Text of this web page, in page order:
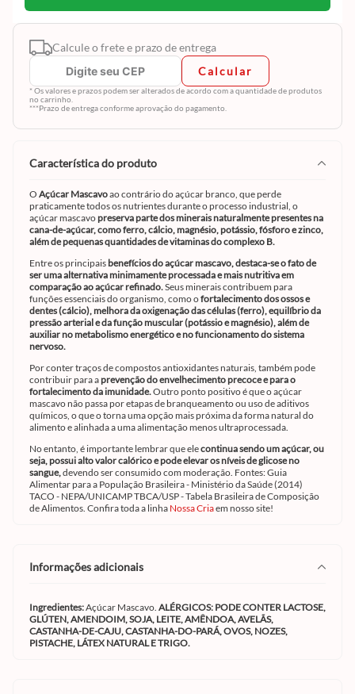
Calcule o frete e prazo de entrega
Calcular
* Os valores e prazos podem ser alterados de acordo com a quantidade de produtos
no carrinho.
***Prazo de entrega conforme aprovação do pagamento.
característica do produto
O Açúcar Mascavoao contrário do açúcar branco, que perde
praticamente todos os nutrientes durante o processo industrial, o
açúcar mascavopreserva parte dos minerais naturalmente presentes na
cana-de-açúcar, como ferro, cálcio, magnésio, potássio, fósforo e zinco,
além de pequenas quantidades de vitaminas do complexo B.
Entre os principais benefícios do açúcar mascavo, destaca-se o fato de
ser uma alternativa minimamente processada e mais nutritiva em
comparação ao açúcar refinado.Seus minerais contribuem para
funções essenciais do organismo, como ofortalecimento dos ossos e
dentes (cálcio), melhora da oxigenação das células (ferro), equilíbrio da
pressão arterial e da função muscular (potássio e magnésio), além de
auxiliar no metabolismo energético e no funcionamento do sistema
nervoso.
Por conter traços de compostos antioxidantes naturais, também pode
contribuir para aprevenção do envelhecimento precoce e para o
fortalecimento da imunidade.Outro ponto positivo é que o açúcar
mascavo não passa por etapas de branqueamento ou uso de aditivos
químicos, o que o torna uma opção mais próxima da forma natural do
alimento e alinhada a uma alimentação menos ultraprocessada.
No entanto, é importante lembrar que elecontinua sendo um açúcar, ou
seja, possui alto valor calórico e pode elevar os níveis de glicose no
sangue,devendo ser consumido com moderação. Fontes: Guia
Alimentar para a População Brasileira - Ministério da Saúde (2014)
TACO - NEPA/UNICAMP TBCA/USP - Tabela Brasileira de Composição
de Alimentos. Confira toda a linha Nossa Criaem nosso site!
informações adicionais
Ingredientes:Açúcar Mascavo. ALÉRGICOS: PODE CONTER LACTOSE,
GLÚTEN, AMENDOIM, SOJA, LEITE, AMÊNDOA, AVELÃS,
CASTANHA-DE-CAJU, CASTANHA-DO-PARÁ, OVOS, NOZES,
PISTACHE, LÁTEX NATURAL E TRIGO.